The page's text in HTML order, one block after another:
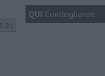
QUI Condoglianze